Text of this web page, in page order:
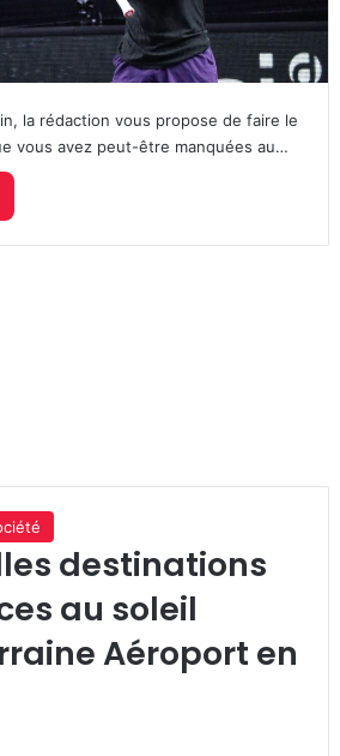
la rédaction vous propose de faire le
vous avez peut-être manquées au…
destinations
au soleil
Aéroport en